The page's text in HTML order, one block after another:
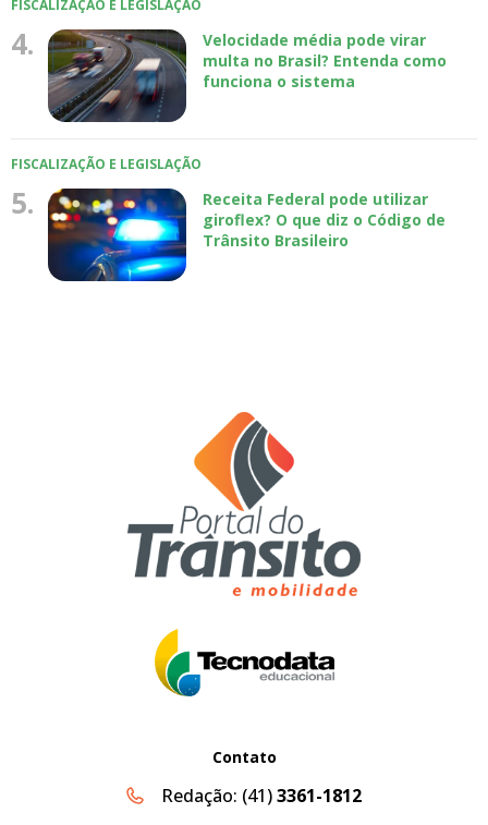
FISCALIZAÇÃO E LEGISLAÇÃO
4.
Velocidade média pode virar
multa no Brasil? Entenda como
funciona o sistema
FISCALIZAÇÃO E LEGISLAÇÃO
5.
Receita Federal pode utilizar
giroflex? O que diz o Código de
Trânsito Brasileiro
Contato
Redação: (41)3361-1812